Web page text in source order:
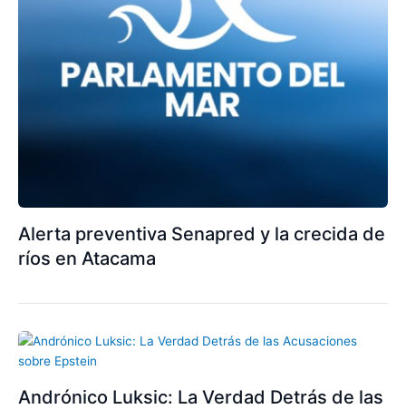
Alerta preventiva Senapred y la crecida de
ríos en Atacama
Andrónico Luksic: La Verdad Detrás de las